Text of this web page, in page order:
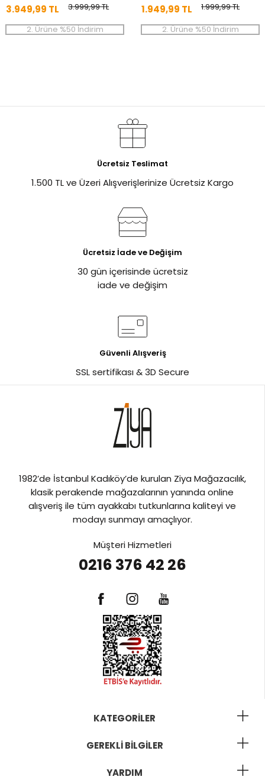
3.999,99 TL
3.949,99 TL
2. Ürüne %50 İndirim
1.999,99 TL
1.949,99 TL
2. Ürüne %50 İndirim
Ücretsiz Teslimat
1.500 TL ve Üzeri Alışverişlerinize Ücretsiz Kargo
Ücretsiz İade ve Değişim
30 gün içerisinde ücretsiz
iade ve değişim
Güvenli Alışveriş
SSL sertifikası & 3D Secure
1982’de İstanbul Kadıköy’de kurulan Ziya Mağazacılık,
klasik perakende mağazalarının yanında online
alışveriş ile tüm ayakkabı tutkunlarına kaliteyi ve
modayı sunmayı amaçlıyor.
Müşteri Hizmetleri
0216 376 42 26
KATEGORILER
GEREKLI BILGILER
YARDIM